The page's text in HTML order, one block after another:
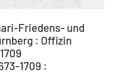
Friedens- und
: Offizin
1709 :